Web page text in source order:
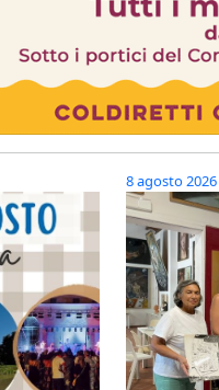
8 agosto 2026